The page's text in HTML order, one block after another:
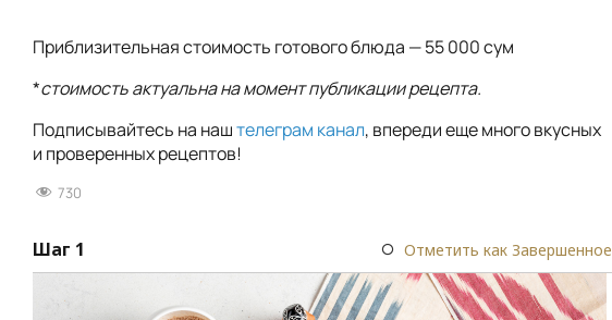
Приблизительная стоимость готового блюда — 55 000 сум
*стоимость актуальна на момент публикации рецепта.
Подписывайтесь на наштелеграм канал, впереди еще много вкусных
и проверенных рецептов!
730
Шаг 1 Отметить как Завершенное